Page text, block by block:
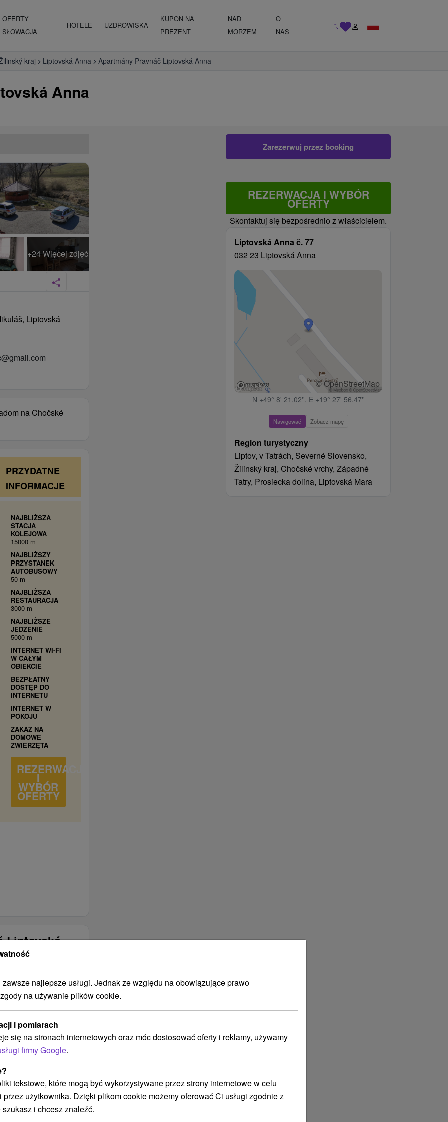
OFERTY
SŁOWACJA
HOTELE UZDROWISKA
KUPON NA
PREZENT
NAD
MORZEM
O
NAS
kraj Liptovská Anna Apartmány Pravnáč Liptovská Anna
Anna
Zarezerwuj przez booking
REZERWACJA I WYBÓR
OFERTY
Skontaktuj się bezpośrednio z właścicielem.
Liptovská Anna č. 77
032 23 Liptovská Anna
© OpenStreetMap
N +49° 8' 21.02'', E +19° 27' 56.47''
Nawigować Zobacz mapę
Region turystyczny
Liptov, v Tatrách, Severné Slovensko,
Žilinský kraj, Chočské vrchy, Západné
Tatry, Prosiecka dolina, Liptovská Mara
+24 Więcej zdjęć
Liptovská
na Chočské
PRZYDATNE
INFORMACJE
NAJBLIŻSZA
STACJA
KOLEJOWA
15000 m
NAJBLIŻSZY
PRZYSTANEK
AUTOBUSOWY
50 m
NAJBLIŻSZA
RESTAURACJA
3000 m
NAJBLIŻSZE
JEDZENIE
5000 m
INTERNET WI-FI
W CAŁYM
OBIEKCIE
BEZPŁATNY
DOSTĘP DO
INTERNETU
INTERNET W
POKOJU
ZAKAZ NA
DOMOWE
ZWIERZĘTA
REZERWACJA
I
WYBÓR
OFERTY
Liptovská
PALENIE
DOZWOLONE W
BUDYNKU?
povolené
BUDYNEK JEST
OBJĘTY ZASIĘGIEM
SIECI
KOMÓRKOWEJ
Telekom
Orange
najlepsze usługi. Jednak ze względu na obowiązujące prawo
na używanie plików cookie.
i pomiarach
się na stronach internetowych oraz móc dostosować oferty i reklamy, używamy
firmy Google.
tekstowe, które mogą być wykorzystywane przez strony internetowe w celu
przez użytkownika. Dzięki plikom cookie możemy oferować Ci usługi zgodnie z
i chcesz znaleźć.